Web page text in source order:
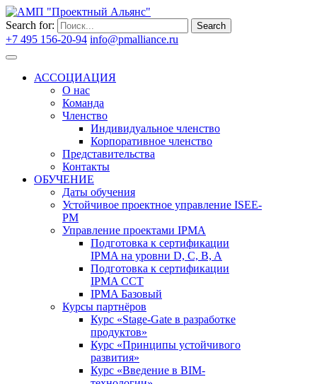
Search for: Search
+7 495 156-20-94 info@pmalliance.ru
АССОЦИАЦИЯ
О нас
Команда
Членство
Индивидуальное членство
Корпоративное членство
Представительства
Контакты
ОБУЧЕНИЕ
Даты обучения
Устойчивое проектное управление ISEE-
PM
Управление проектами IPMA
Подготовка к сертификации
IPMA на уровни D, C, B, A
Подготовка к сертификации
IPMA CCT
IPMA Базовый
Курсы партнёров
Курс «Stage-Gate в разработке
продуктов»
Курс «Принципы устойчивого
развития»
Курс «Введение в BIM-